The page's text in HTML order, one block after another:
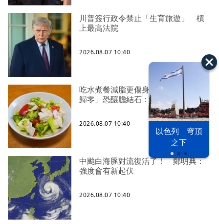
以色列 穹頂
之下
川普簽行政令禁止「生育旅遊」 槓
上最高法院
2026.08.07 10:40
吃水煮餐減脂更傷身？ 醫警告「油
歸零」恐釀膽結石：5警訊別輕忽
2026.08.07 10:40
中颱白海豚對流復活了！ 鄭明典：
強度會有新起伏
2026.08.07 10:40